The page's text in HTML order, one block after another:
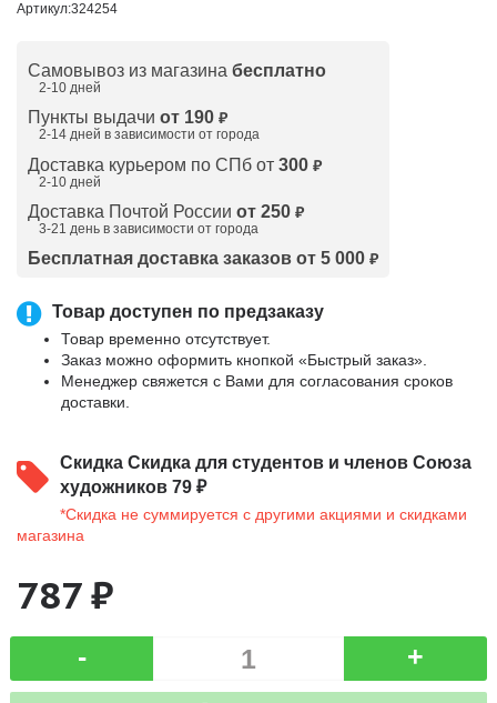
Артикул:324254
Самовывоз из магазина бесплатно
2-10 дней
Пункты выдачи от 190 ₽
2-14 дней в зависимости от города
Доставка курьером по СПб от 300 ₽
2-10 дней
Доставка Почтой России от 250 ₽
3-21 день в зависимости от города
Бесплатная доставка заказов от 5 000 ₽
Товар доступен по предзаказу
Товар временно отсутствует.
Заказ можно оформить кнопкой «Быстрый заказ».
Менеджер свяжется с Вами для согласования сроков
доставки.
Скидка Скидка для студентов и членов Союза
художников 79 ₽
*Скидка не суммируется с другими акциями и скидками
магазина
787 ₽
- +